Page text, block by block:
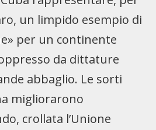
un limpido esempio di
per un continente
da dittature
abbaglio. Le sorti
migliorarono
crollata l’Unione